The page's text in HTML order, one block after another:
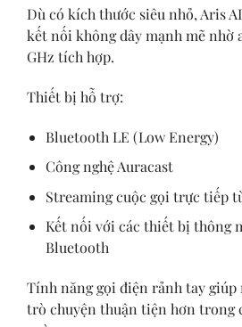
Dù có kích thước siêu nhỏ, Aris
kết nối không dây mạnh mẽ nhờ
GHz tích hợp.
Thiết bị hỗ trợ:
Bluetooth LE (Low Energy)
Công nghệ Auracast
Streaming cuộc gọi trực tiếp
Kết nối với các thiết bị thông
Bluetooth
Tính năng gọi điện rảnh tay giúp
trò chuyện thuận tiện hơn trong